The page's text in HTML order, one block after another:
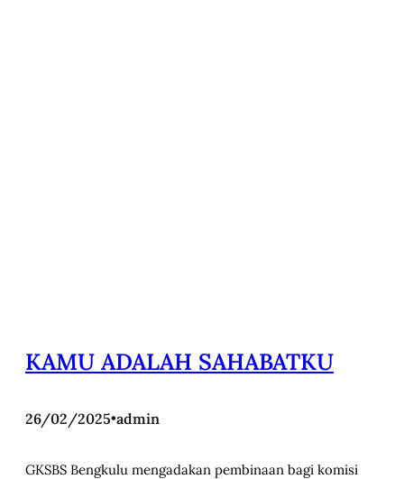
KAMU ADALAH SAHABATKU
26/02/2025•admin
GKSBS Bengkulu mengadakan pembinaan bagi komisi